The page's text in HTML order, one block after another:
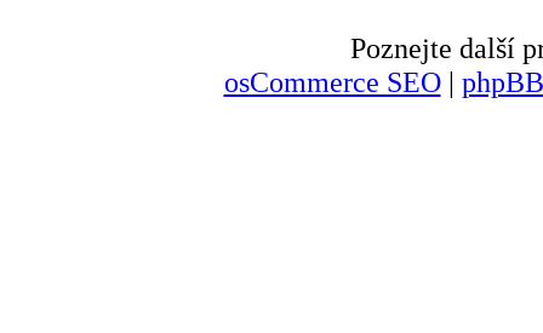
Poznejte další
osCommerce SEO|